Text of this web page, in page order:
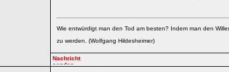
Wie entwürdigt man den Tod am besten? Indem man den
zu werden. (Wolfgang Hildesheimer)